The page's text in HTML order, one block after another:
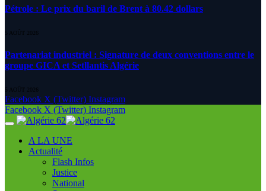
Pétrole : Le prix du baril de Brent à 80.42 dollars
5 AOÛT 2026
Partenariat industriel : Signature de deux conventions entre le
groupe GICA et Setllantis Algérie
5 AOÛT 2026
Facebook X (Twitter) Instagram
Facebook X (Twitter) Instagram
A LA UNE
Actualité
Flash Infos
Justice
National